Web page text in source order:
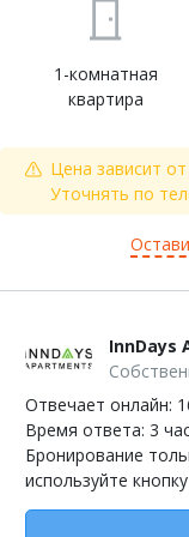
1-комнатная
квартира
Цена зависит
Уточнять по
InnDays
Отвечает онлайн:
Время ответа: 3
Бронирование
используйте